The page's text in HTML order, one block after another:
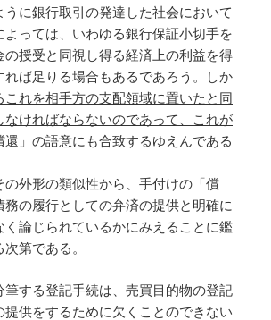
うに銀行取引の発達した社会において
よっては、いわゆる銀行保証小切手を
の授受と同視し得る経済上の利益を得
れば足りる場合もあるであろう。しか
これを相手方の支配領域に置いたと同
なければならないのであって、これが
還」の語意にも合致するゆえんである
の外形の類似性から、手付けの「償
の履行としての弁済の提供と明確に
く論じられているかにみえることに鑑
第である。
筆する登記手続は、売買目的物の登記
提供をするために欠くことのできない